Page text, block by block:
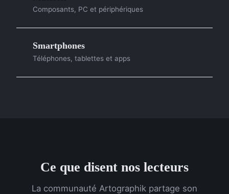
Composants, PC et périphériques
Smartphones
Téléphones, tablettes et apps
Ce que disent nos lecteurs
La communauté Artographik partage son